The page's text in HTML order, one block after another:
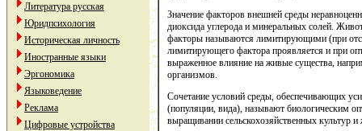
Литература русская
Юридпсихология
Историческая личность
Иностранные языки
Эргономика
Языковедение
Реклама
Цифровые устройства
Значение факторов внешней среды
диоксида углерода и минеральных солей.
факторы называются лимитирующими (при
лимитирующего фактора проявляется и при
выраженное влияние на живые существа,
организмов.
Сочетание условий среды, обеспечивающих
(популяции, вида), называют биологическим
выращивании сельскохозяйственных культур